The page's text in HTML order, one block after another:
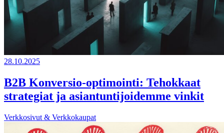
28.10.2025
B2B Konversio-optimointi: Tehokkaat
strategiat ja asiantuntijoidemme vinkit
Verkkosivut & Verkkokaupat